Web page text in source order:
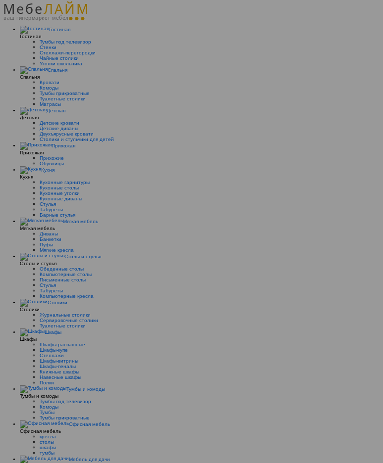
МебеЛАЙМ
ваш гипермаркет мебели
Гостиная
Гостиная
Тумбы под телевизор
Стенки
Стеллажи-перегородки
Чайные столики
Уголки школьника
Спальня
Спальня
Кровати
Комоды
Тумбы прикроватные
Туалетные столики
Матрасы
Детская
Детская
Детские кровати
Детские диваны
Двухъярусные кровати
Столики и стульчики для детей
Прихожая
Прихожая
Прихожие
Обувницы
Кухня
Кухня
Кухонные гарнитуры
Кухонные столы
Кухонные уголки
Кухонные диваны
Стулья
Табуреты
Барные стулья
Мягкая мебель
Мягкая мебель
Диваны
Банкетки
Пуфы
Мягкие кресла
Столы и стулья
Столы и стулья
Обеденные столы
Компьютерные столы
Письменные столы
Стулья
Табуреты
Компьютерные кресла
Столики
Столики
Журнальные столики
Сервировочные столики
Туалетные столики
Шкафы
Шкафы
Шкафы распашные
Шкафы-купе
Стеллажи
Шкафы-витрины
Шкафы-пеналы
Книжные шкафы
Навесные шкафы
Полки
Тумбы и комоды
Тумбы и комоды
Тумбы под телевизор
Комоды
Тумбы
Тумбы прикроватные
Офисная мебель
Офисная мебель
кресла
столы
шкафы
тумбы
Мебель для дачи